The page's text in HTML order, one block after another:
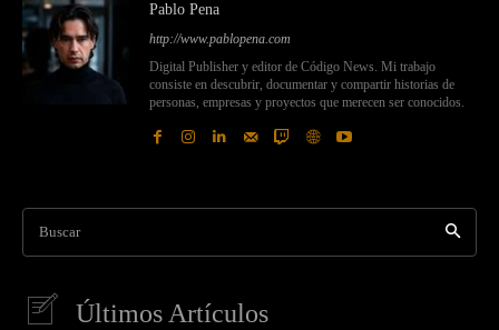
Pablo Pena
http://www.pablopena.com
Digital Publisher y editor de Código News. Mi trabajo
consiste en descubrir, documentar y compartir historias de
personas, empresas y proyectos que merecen ser conocidos.
Buscar
Últimos Artículos